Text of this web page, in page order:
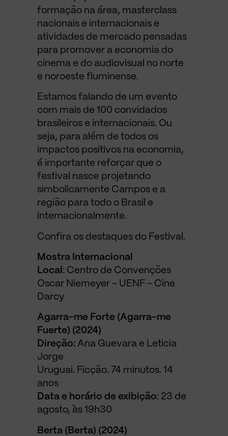
formação na área, masterclass
nacionais e internacionais e
atividades de mercado pensadas
para promover a economia do
cinema e do audiovisual no norte
e noroeste fluminense.
Estamos falando de um evento
com mais de 100 convidados
brasileiros e internacionais. Ou
seja, para além de todos os
impactos positivos na economia,
é importante reforçar que o
festival nasce projetando
simbolicamente Campos e a
região para todo o Brasil e
internacionalmente.
Confira os destaques do Festival.
Mostra Internacional
Local : Centro de Convenções
Oscar Niemeyer – UENF – Cine
Darcy
Agarra-me Forte (Agarra-me
Fuerte) (2024)
Direção:Ana Guevara e Leticia
Jorge
Uruguai. Ficção. 74 minutos. 14
anos
Data e horário de exibição: 23 de
agosto, às 19h30
Berta (Berta) (2024)